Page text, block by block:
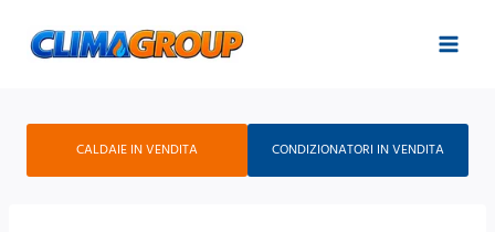
CALDAIE IN VENDITA CONDIZIONATORI IN VENDITA